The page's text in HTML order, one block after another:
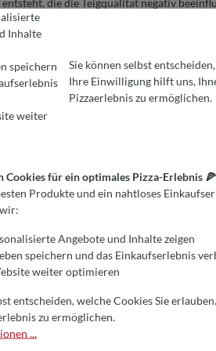
empfindliche Teige wie Brotteige oder
bewahrt und ein luftig-lockeres
was zu einer optimalen
hervorragenden Krume – ideal für Brot,
Sorgfalt erreichen kann.
in Ihrer eigenen Küche!
in Ihre Küche. Die Maschine eignet sich
haben und auf eine exzellente
Teige gelingen – ganz ohne Anstrengung.
Freund, der sich für das Backen
Backkünste auf ein neues Level heben
für ein optimales Pizza-Erlebnis 🍕
Produkte und ein nahtloses
Inhalte
speichern
weiter
Sie können selbst
Ihre Einwilligung hilft uns,
Pizzaerlebnis zu ermöglichen.
Cookies für ein optimales Pizza-Erlebnis 🍕
Produkte und ein nahtloses
Angebote und Inhalte zeigen
speichern und das Einkaufserlebnis
weiter optimieren
entscheiden, welche Cookies Sie
zu ermöglichen.
...